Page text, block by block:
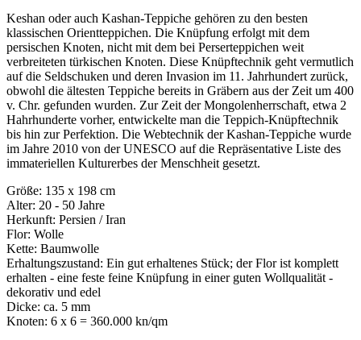
Keshan oder auch Kashan-Teppiche gehören zu den besten
klassischen Orientteppichen. Die Knüpfung erfolgt mit dem
persischen Knoten, nicht mit dem bei Perserteppichen weit
verbreiteten türkischen Knoten. Diese Knüpftechnik geht vermutlich
auf die Seldschuken und deren Invasion im 11. Jahrhundert zurück,
obwohl die ältesten Teppiche bereits in Gräbern aus der Zeit um 400
v. Chr. gefunden wurden. Zur Zeit der Mongolenherrschaft, etwa 2
Hahrhunderte vorher, entwickelte man die Teppich-Knüpftechnik
bis hin zur Perfektion. Die Webtechnik der Kashan-Teppiche wurde
im Jahre 2010 von der UNESCO auf die Repräsentative Liste des
immateriellen Kulturerbes der Menschheit gesetzt.
Größe: 135 x 198 cm
Alter: 20 - 50 Jahre
Herkunft: Persien / Iran
Flor: Wolle
Kette: Baumwolle
Erhaltungszustand: Ein gut erhaltenes Stück; der Flor ist komplett
erhalten - eine feste feine Knüpfung in einer guten Wollqualität -
dekorativ und edel
Dicke: ca. 5 mm
Knoten: 6 x 6 = 360.000 kn/qm